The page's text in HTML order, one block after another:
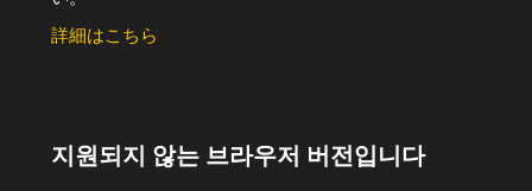
詳細はこちら
지원되지 않는 브라우저 버전입니다